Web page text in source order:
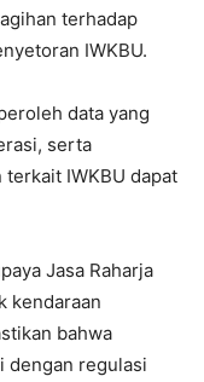
terhadap
IWKBU.
data yang
serta
IWKBU dapat
Jasa Raharja
kendaraan
bahwa
dengan regulasi